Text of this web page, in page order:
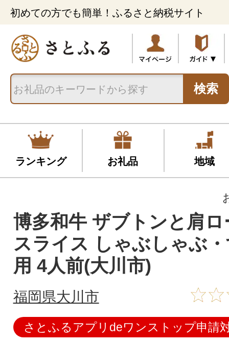
初めての方でも簡単！ふるさと納税サイト
検索
ランキング お礼品 地域
博多和牛 ザブトンと肩
スライス しゃぶしゃぶ
用 4人前(大川市)
福岡県大川市
さとふるアプリdeワンストップ申請